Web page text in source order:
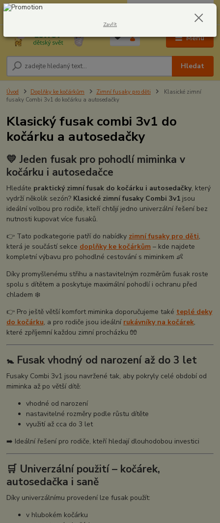
Menu
Hledat
604278943 0,00 Kč
Úvod Doplňky ke kočárkům Zimní fusaky pro děti
Klasické zimní
fusaky Combi 3v1 do kočárku a autosedačky
Klasický fusak combi 3v1 do
kočárku a autosedačky
💛 Jeden fusak pro pohodlí miminka v
kočárku i autosedačce
Hledáte praktický zimní fusak do kočárku i autosedačky, který
vydrží několik sezón? Klasické zimní fusaky Combi 3v1 jsou
ideální volbou pro rodiče, kteří chtějí jedno univerzální řešení bez
nutnosti kupovat více fusaků.
👉 Tato podkategorie patří do nabídky zimní fusaky pro děti,
která je součástí sekce doplňky ke kočárkům – kde najdete
kompletní výbavu pro pohodlné cestování s miminkem 👶
Díky promyšlenému střihu a nastavitelným rozměrům fusak roste
spolu s dítětem a poskytuje maximální pohodlí i ochranu před
chladem ❄️
👉 Pro ještě větší komfort miminka doporučujeme také teplé deky
do kočárku, a pro rodiče jsou ideální rukávníky na kočárek,
které zpříjemní každou zimní procházku 🧤
🚼 Fusak vhodný od narození až do 3 let
Fusaky Combi 3v1 jsou navržené tak, aby pokryly celé období od
miminka až po větší dítě:
vhodné od narození
nastavitelné rozměry podle růstu dítěte
využití až cca do 3 let
➡️ Ideální řešení pro rodiče, kteří hledají dlouhodobou investici
🛒 Univerzální použití – kočárek,
autosedačka i saně
Díky univerzálnímu provedení lze fusak použít:
v hlubokém kočárku
Zavřít